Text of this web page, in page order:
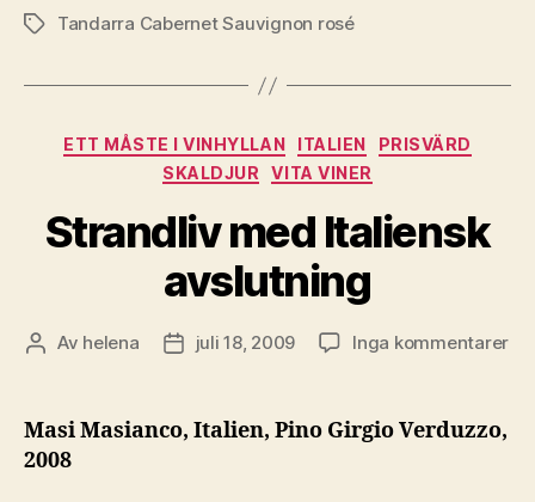
EtiketterTandarra Cabernet Sauvignon rosé
Kategorier
ETT MÅSTE I VINHYLLAN ITALIEN
PRISVÄRD
SKALDJUR
VITA VINER
Strandliv med Italiensk
avslutning
Inläggsförfattare
Av helena Inläggsdatum
juli 18, 2009 Inga kommentarertill
Masi Masianco, Italien, Pino Girgio Verduzzo,
2008